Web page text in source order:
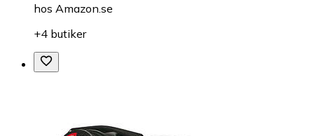
hos Amazon.se
+4 butiker